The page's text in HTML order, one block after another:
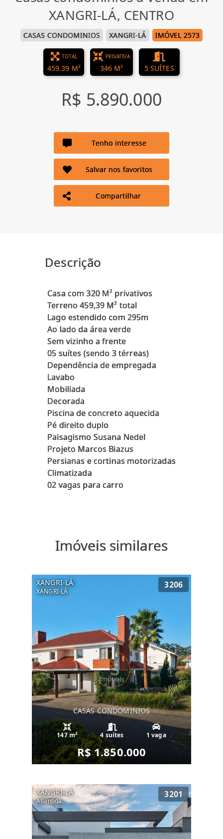
XANGRI-LÁ, CENTRO
CASAS CONDOMINIOS XANGRI-LÁ IMÓVEL 2573
TOTAL
459.39 M²
PRIVATIVA
346 M² 5 SUÍTES
R$ 5.890.000
Tenho interesse
Salvar nos favoritos
Compartilhar
Descrição
Casa com 320 M² privativos
Terreno 459,39 M² total
Lago estendido com 295m
Ao lado da área verde
Sem vizinho a frente
05 suítes (sendo 3 térreas)
Dependência de empregada
Lavabo
Mobiliada
Decorada
Piscina de concreto aquecida
Pé direito duplo
Paisagismo Susana Nedel
Projeto Marcos Biazus
Persianas e cortinas motorizadas
Climatizada
Imóveis similares
XANGRI-LÁ
XANGRI-LÁ
3206
CASAS CONDOMINIOS
147 m² 4 suítes 1 vaga
R$ 1.850.000
XANGRI-LÁ
Atlantida
3201